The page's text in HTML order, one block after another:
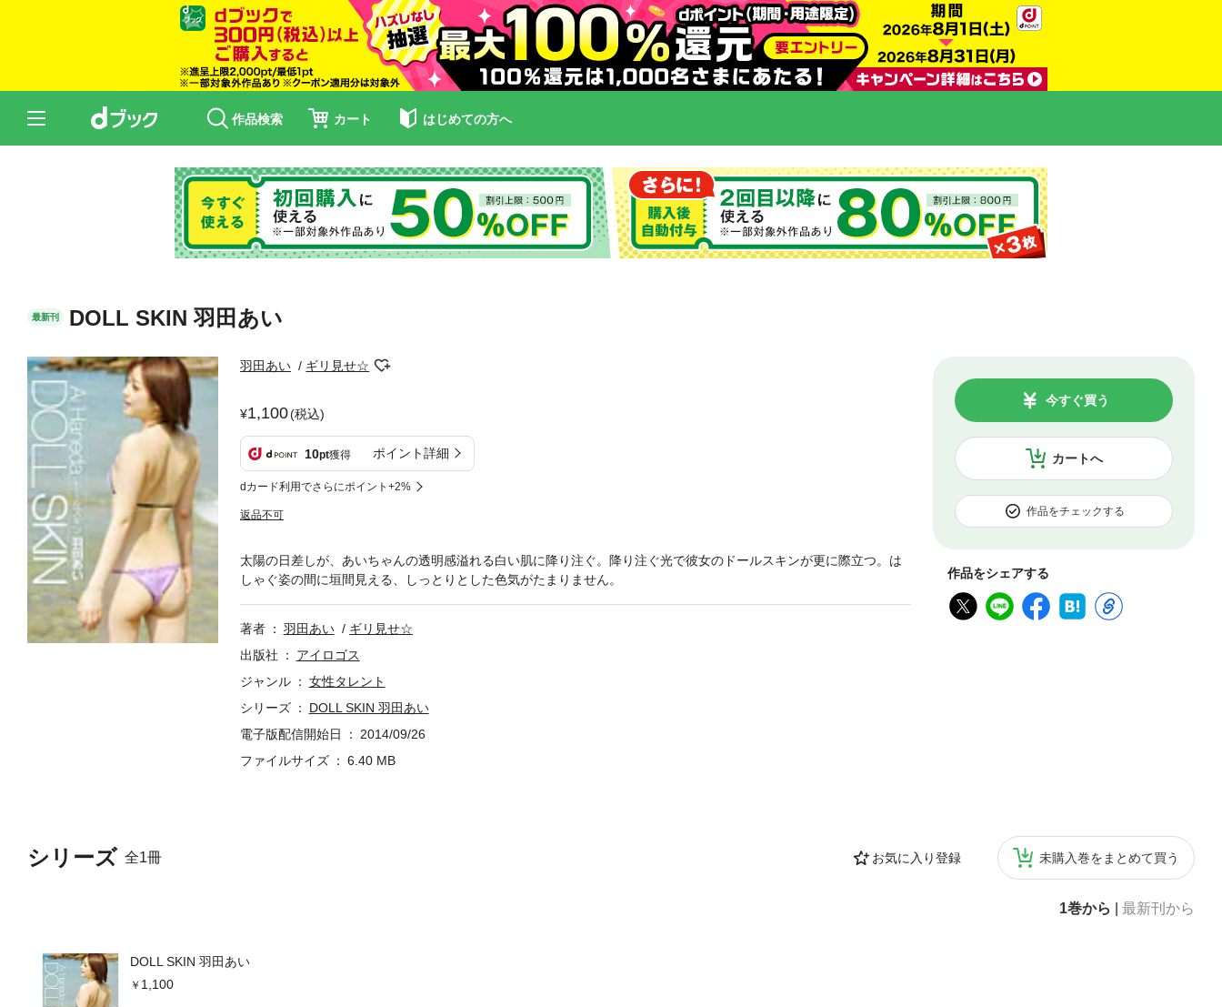
作品検索 カート はじめての方へ
最新刊 DOLL SKIN 羽田あい
羽田あい ギリ見せ☆
1,100(税込)
10pt獲得 ポイント詳細
dカード利用でさらにポイント+2%
返品不可
カートへ
今すぐ買う
作品をチェックする
作品をシェアする
シリーズ 全1冊 お気に入り登録 未購入巻をまとめて買う
1巻から 最新刊から
DOLL SKIN 羽田あい
1,100
太陽の日差しが、あいちゃんの透明感溢れる白い肌に降り注ぐ。降り注ぐ光で彼女のドールスキンが更に際立つ。は
しゃぐ姿の間に垣間見える、しっとりとした色気がたまりません。
著者 羽田あい
ギリ見せ☆
出版社
アイロゴス
ジャンル
女性タレント
シリーズ
DOLL SKIN 羽田あい
電子版配信開始日
2014/09/26
ファイルサイズ
6.40 MB